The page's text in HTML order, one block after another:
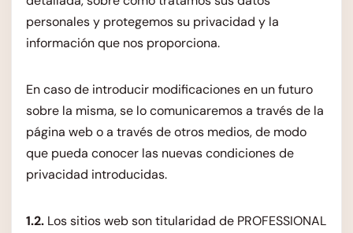
personales y protegemos su privacidad y la
información que nos proporciona.
En caso de introducir modificaciones en un futuro
sobre la misma, se lo comunicaremos a través de la
página web o a través de otros medios, de modo
que pueda conocer las nuevas condiciones de
privacidad introducidas.
1.2. Los sitios web son titularidad de PROFESSIONAL